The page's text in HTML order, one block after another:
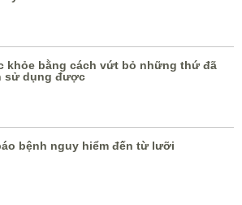
khỏe bằng cách vứt bỏ những thứ đã
sử dụng được
bệnh nguy hiểm đến từ lưỡi